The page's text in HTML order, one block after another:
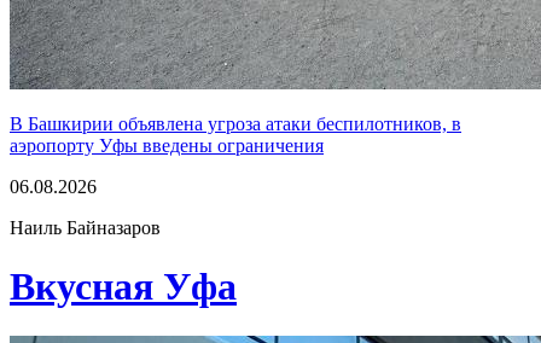
В Башкирии объявлена угроза атаки беспилотников, в
аэропорту Уфы введены ограничения
06.08.2026
Наиль Байназаров
Вкусная Уфа